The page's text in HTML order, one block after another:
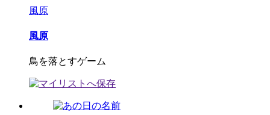
風原
風原
鳥を落とすゲーム